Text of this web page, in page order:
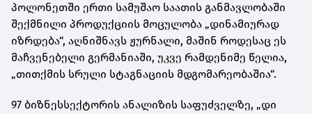
პოლონეთში ერთი სამუშაო საათის განმავლობაში
შექმნილი პროდუქციის მოცულობა „დინამიურად
იზრდება“, აღნიშნავს ჟურნალი, მაშინ როდესაც ეს
მაჩვენებელი გერმანიაში, უკვე რამდენიმე წელია,
„თითქმის სრული სტაგნაციის მდგომარეობაშია“.
97 ბიზნესსექტორის ანალიზის საფუძველზე, „დი